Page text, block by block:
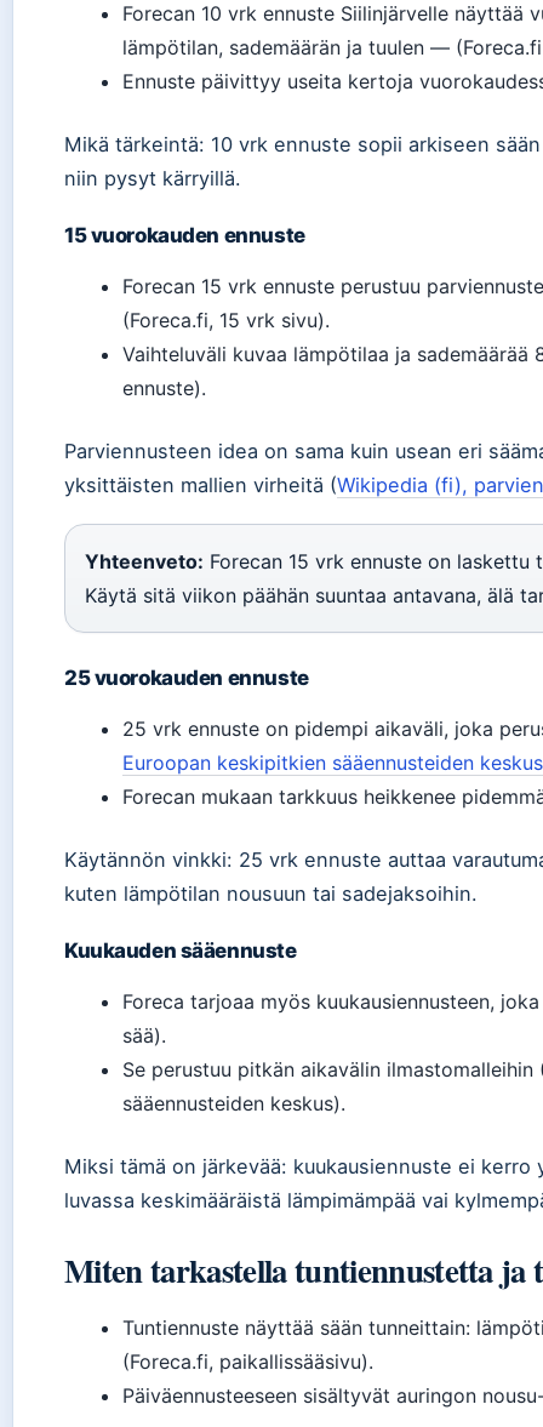
Forecan 10 vrk ennuste Siilinjärvelle näyttää
lämpötilan, sademäärän ja tuulen —
Ennuste päivittyy useita kertoja
Mikä tärkeintä: 10 vrk ennuste sopii arkiseen
niin pysyt kärryillä.
15 vuorokauden ennuste
Forecan 15 vrk ennuste perustuu
(Foreca.fi, 15 vrk sivu).
Vaihteluväli kuvaa lämpötilaa ja
ennuste).
Parviennusteen idea on sama kuin usean eri
yksittäisten mallien virheitä (Wikipedia (fi),
Yhteenveto: Forecan 15 vrk ennuste on
Käytä sitä viikon päähän suuntaa antavana, älä
25 vuorokauden ennuste
25 vrk ennuste on pidempi aikaväli, joka
Euroopan keskipitkien sääennusteiden keskus
Forecan mukaan tarkkuus heikkenee
Käytännön vinkki: 25 vrk ennuste auttaa
kuten lämpötilan nousuun tai sadejaksoihin.
Kuukauden sääennuste
Foreca tarjoaa myös kuukausiennusteen,
sää).
Se perustuu pitkän aikavälin ilmastomalleihin
sääennusteiden keskus).
Miksi tämä on järkevää: kuukausiennuste ei
luvassa keskimääräistä lämpimämpää vai
Miten tarkastella tuntiennustetta ja
Tuntiennuste näyttää sään tunneittain:
(Foreca.fi, paikallissääsivu).
Päiväennusteeseen sisältyvät auringon